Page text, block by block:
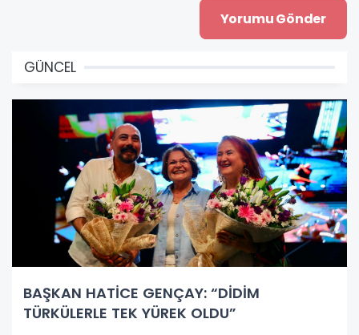
GÜNCEL
BAŞKAN HATİCE GENÇAY: “DİDİM
TÜRKÜLERLE TEK YÜREK OLDU”